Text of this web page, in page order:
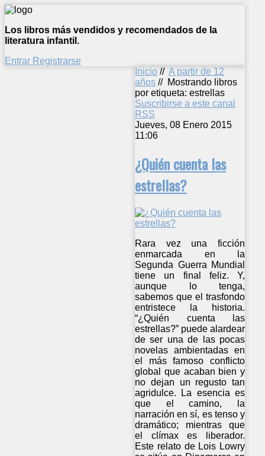
Los libros más vendidos y recomendados de la
literatura infantil.
Entrar Registrarse
Inicio // A partir de 12
años // Mostrando libros
por etiqueta: estrellas
Suscribirse a este canal
RSS
Jueves, 08 Enero 2015
11:06
¿Quién cuenta las
estrellas?
Rara vez una ficción
enmarcada en la
Segunda Guerra Mundial
tiene un final feliz. Y,
aunque lo tenga,
sabemos que el trasfondo
entristece la historia.
“¿Quién cuenta las
estrellas?” puede alardear
de ser una de las pocas
novelas ambientadas en
el más famoso conflicto
global que acaban bien y
no dejan un regusto tan
agridulce. La esencia es
que el camino, la
narración en sí, es tenso y
dramático; mientras que
el clímax es liberador.
Este relato de Lois Lowry